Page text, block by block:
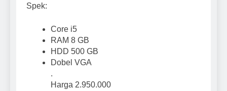
Spek:
Core i5
RAM 8 GB
HDD 500 GB
Dobel VGA
.
Harga 2.950.000